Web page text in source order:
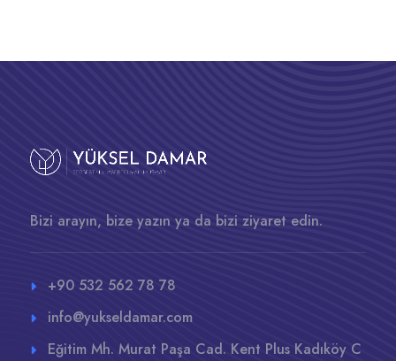
Bizi arayın, bize yazın ya da bizi ziyaret edin.
+90 532 562 78 78
info@yukseldamar.com
Eğitim Mh. Murat Paşa Cad. Kent Plus Kadıköy C